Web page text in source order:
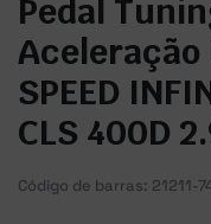
Pedal
Aceleração
SPEED
CLS 400D
Código de barras: 21211-